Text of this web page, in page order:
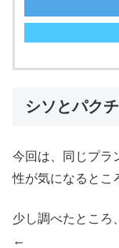
シソとパク
今回は、同じプラ
性が気になるとこ
少し調べたところ
←